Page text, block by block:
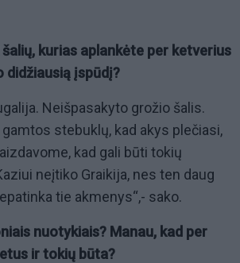
kurias aplankėte per ketverius
didžiausią įspūdį?
Neišpasakyto grožio šalis.
stebuklų, kad akys plečiasi,
kad gali būti tokių
neįtiko Graikija, nes ten daug
tie akmenys“,- sako.
nuotykiais? Manau, kad per
ir tokių būta?